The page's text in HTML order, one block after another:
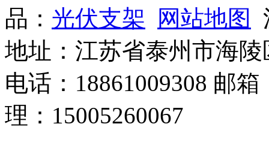
品： 光伏支架 网站地图
地址：江苏省泰州市海
电话：18861009308 邮
理：15005260067